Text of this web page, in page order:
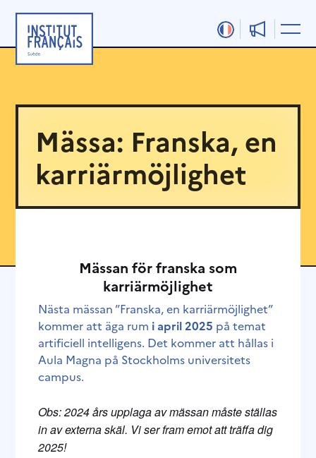
innehåll
Mässa: Franska, en
karriärmöjlighet
Mässan för franska som
karriärmöjlighet
Nästa mässan ”Franska, en karriärmöjlighet”
kommer att äga rum i april 2025 på temat
artificiell intelligens. Det kommer att hållas i
Aula Magna på Stockholms universitets
campus.
Obs: 2024 års upplaga av mässan måste ställas
in av externa skäl. Vi ser fram emot att träffa dig
2025!